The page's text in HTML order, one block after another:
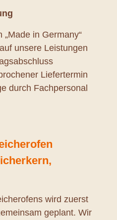
in Germany“
unsere Leistungen
Liefertermin
durch Fachpersonal
wird zuerst
geplant. Wir